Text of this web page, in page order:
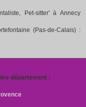
Pet-sitter' à Annecy
(Pas-de-Calais) :
département :